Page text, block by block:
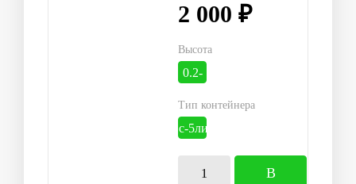
2 000 ₽
Высота
0.2-
Тип контейнера
с-5литров
В